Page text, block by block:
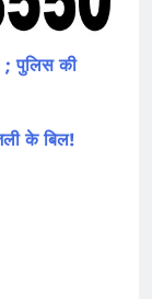
; पुलिस की
के बिल!